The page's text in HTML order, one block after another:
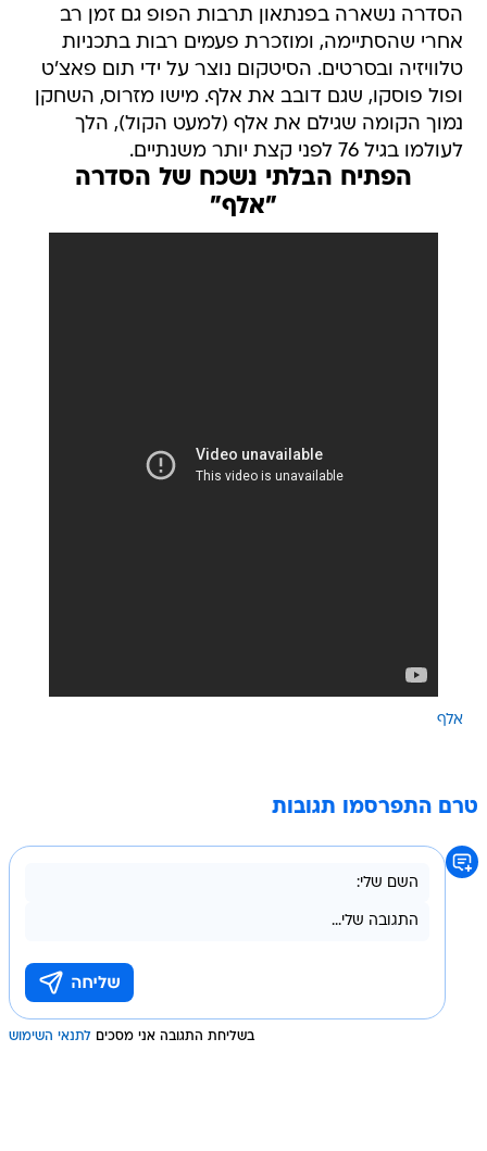
הסדרה נשארה בפנתאון תרבות הפופ גם זמן רב
אחרי שהסתיימה, ומוזכרת פעמים רבות בתכניות
טלוויזיה ובסרטים. הסיטקום נוצר על ידי תום פאצ'ט
ופול פוסקו, שגם דובב את אלף. מישו מזרוס, השחקן
נמוך הקומה שגילם את אלף (למעט הקול), הלך
לעולמו בגיל 76 לפני קצת יותר משנתיים.
הפתיח הבלתי נשכח של הסדרה
"אלף"
אלף
טרם התפרסמו תגובות
בשליחת התגובה אני מסכים לתנאי השימוש